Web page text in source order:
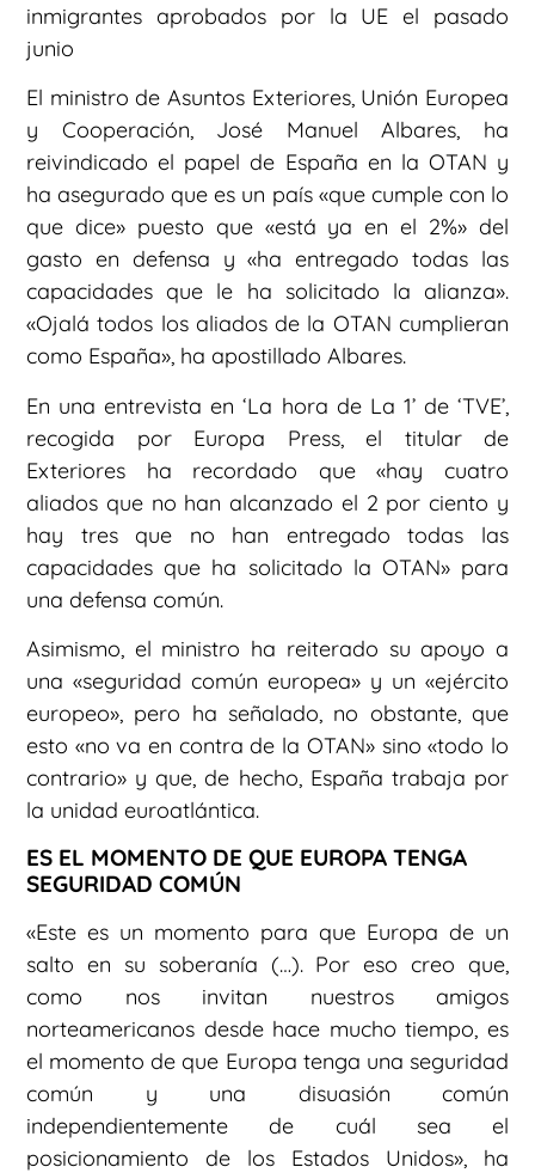
inmigrantes aprobados por la UE el pasado
junio
El ministro de Asuntos Exteriores, Unión Europea
y Cooperación, José Manuel Albares, ha
reivindicado el papel de España en la OTAN y
ha asegurado que es un país «que cumple con lo
que dice» puesto que «está ya en el 2%» del
gasto en defensa y «ha entregado todas las
capacidades que le ha solicitado la alianza».
«Ojalá todos los aliados de la OTAN cumplieran
como España», ha apostillado Albares.
En una entrevista en ‘La hora de La 1’ de ‘TVE’,
recogida por Europa Press, el titular de
Exteriores ha recordado que «hay cuatro
aliados que no han alcanzado el 2 por ciento y
hay tres que no han entregado todas las
capacidades que ha solicitado la OTAN» para
una defensa común.
Asimismo, el ministro ha reiterado su apoyo a
una «seguridad común europea» y un «ejército
europeo», pero ha señalado, no obstante, que
esto «no va en contra de la OTAN» sino «todo lo
contrario» y que, de hecho, España trabaja por
la unidad euroatlántica.
ES EL MOMENTO DE QUE EUROPA TENGA
SEGURIDAD COMÚN
«Este es un momento para que Europa de un
salto en su soberanía (…). Por eso creo que,
como nos invitan nuestros amigos
norteamericanos desde hace mucho tiempo, es
el momento de que Europa tenga una seguridad
común y una disuasión común
independientemente de cuál sea el
posicionamiento de los Estados Unidos», ha